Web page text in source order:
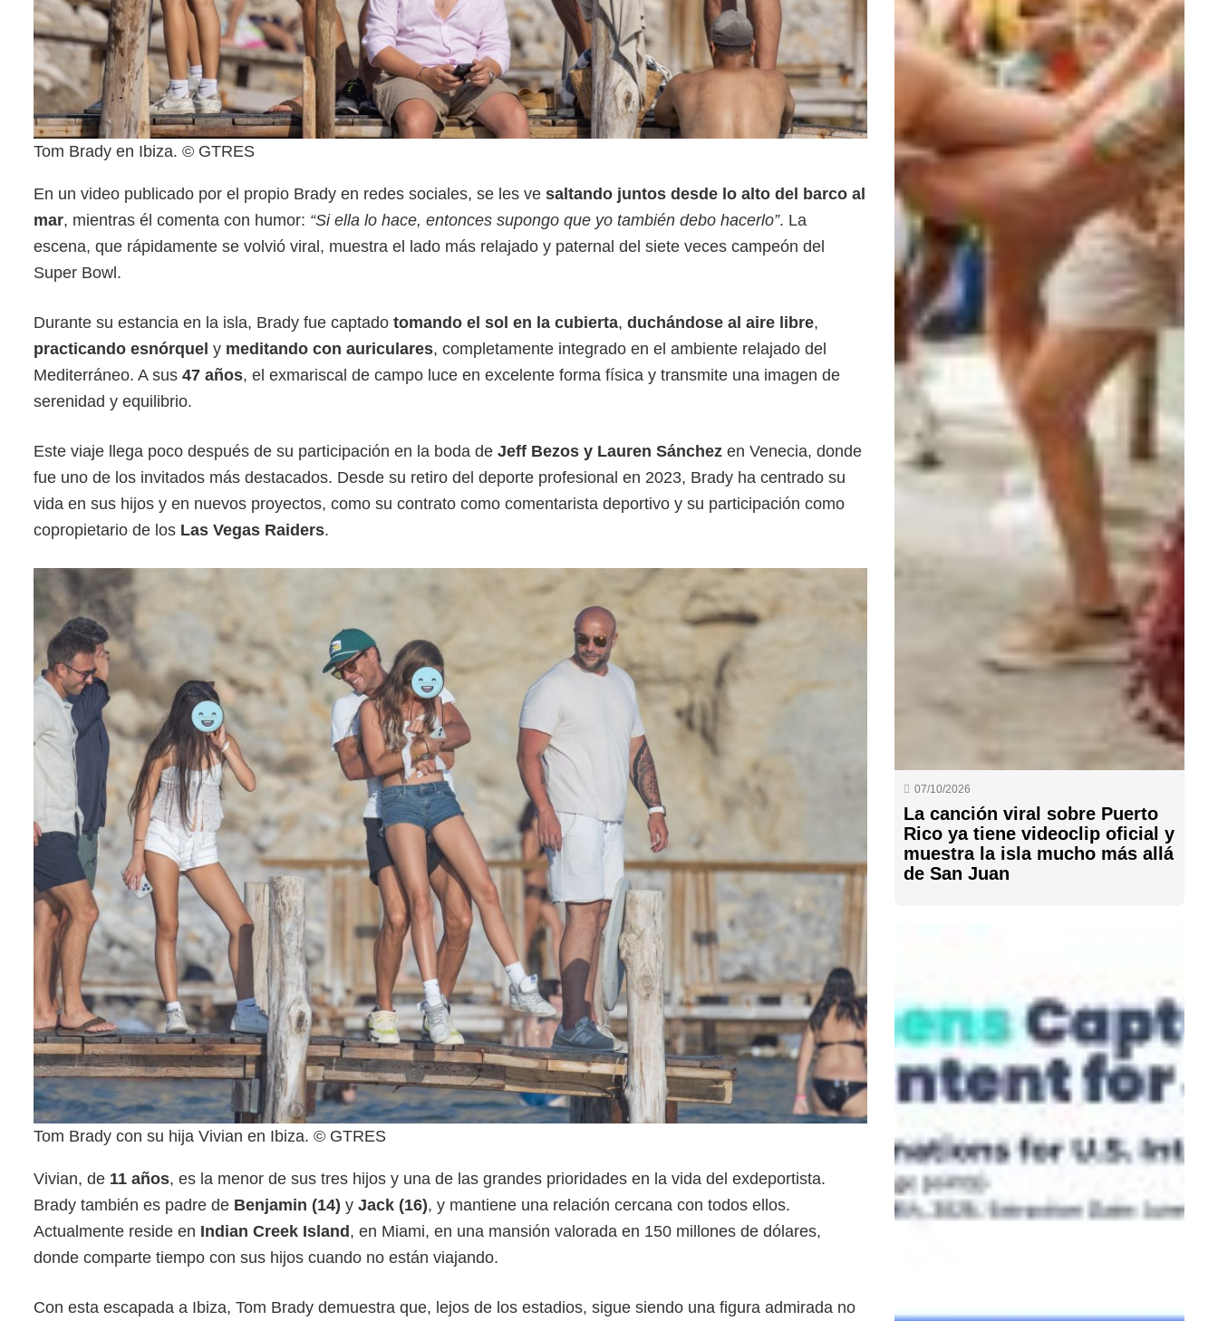
Tom Brady en Ibiza. © GTRES
En un video publicado por el propio Brady en redes sociales, se les ve saltando juntos desde lo alto del barco al
mar, mientras él comenta con humor: “Si ella lo hace, entonces supongo que yo también debo hacerlo”. La
escena, que rápidamente se volvió viral, muestra el lado más relajado y paternal del siete veces campeón del
Super Bowl.
Durante su estancia en la isla, Brady fue captado tomando el sol en la cubierta, duchándose al aire libre,
practicando esnórquel y meditando con auriculares, completamente integrado en el ambiente relajado del
Mediterráneo. A sus 47 años, el exmariscal de campo luce en excelente forma física y transmite una imagen de
serenidad y equilibrio.
Este viaje llega poco después de su participación en la boda de Jeff Bezos y Lauren Sánchez en Venecia, donde
fue uno de los invitados más destacados. Desde su retiro del deporte profesional en 2023, Brady ha centrado su
vida en sus hijos y en nuevos proyectos, como su contrato como comentarista deportivo y su participación como
copropietario de los Las Vegas Raiders.
Tom Brady con su hija Vivian en Ibiza. © GTRES
Vivian, de 11 años, es la menor de sus tres hijos y una de las grandes prioridades en la vida del exdeportista.
Brady también es padre de Benjamin (14) y Jack (16), y mantiene una relación cercana con todos ellos.
Actualmente reside en Indian Creek Island, en Miami, en una mansión valorada en 150 millones de dólares,
donde comparte tiempo con sus hijos cuando no están viajando.
Con esta escapada a Ibiza, Tom Brady demuestra que, lejos de los estadios, sigue siendo una figura admirada no
07/10/2026
La canción viral sobre Puerto
Rico ya tiene videoclip oficial y
muestra la isla mucho más allá
de San Juan